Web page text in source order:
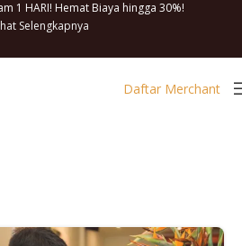
1 HARI! Hemat Biaya hingga 30%!
Selengkapnya
Daftar Merchant